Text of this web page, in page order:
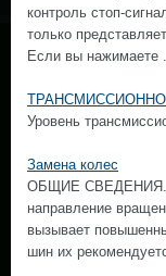
контроль стоп-
только
Если вы нажимаете
Уровень
Замена колес
ОБЩИЕ СВЕДЕНИЯ.
направление
вызывает
шин их